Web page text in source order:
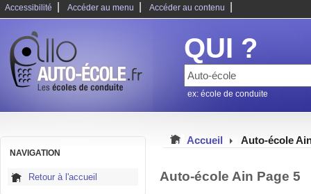
Accessibilité Accéder au menu Accéder au contenu
QUI ?
ex: école de conduite
NAVIGATION
Retour à l'accueil
Accueil Auto-école
Auto-école Ain Page 5